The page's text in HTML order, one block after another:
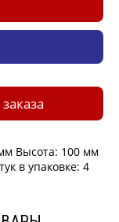
Высота: 100 мм
в упаковке: 4